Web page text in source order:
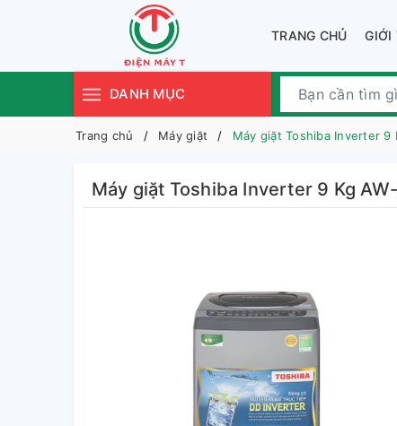
TRANG CHỦ GIỚI
DANH MỤC
Trang chủ Máy giặt Máy giặt Toshiba Inverter 9
Máy giặt Toshiba Inverter 9 Kg